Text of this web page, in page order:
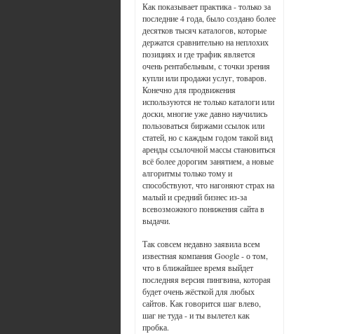
Как показывает практика - только за
последние 4 года, было создано более
десятков тысяч каталогов, которые
держатся сравнительно на неплохих
позициях и где трафик является
очень рентабельным, с точки зрения
купли или продажи услуг, товаров.
Конечно для продвижения
используются не только каталоги или
доски, многие уже давно научились
пользоваться биржами ссылок или
статей, но с каждым годом такой вид
аренды ссылочной массы становиться
всё более дорогим занятием, а новые
алгоритмы только тому и
способствуют, что нагоняют страх на
малый и средний бизнес из-за
всевозможного понижения сайта в
выдачи.
Так совсем недавно заявила всем
известная компания Google - о том,
что в ближайшее время выйдет
последняя версия пингвина, которая
будет очень жёсткой для любых
сайтов. Как говорится шаг влево,
шаг не туда - и ты вылетел как
пробка.